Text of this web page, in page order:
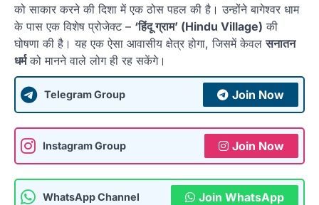
को साकार करने की दिशा में एक ठोस पहल की है। उन्होंने बागेश्वर धाम
के पास एक विशेष प्रोजेक्ट – ‘हिंदू ग्राम’ (Hindu Village) की
घोषणा की है। यह एक ऐसा आवासीय क्षेत्र होगा, जिसमें केवलसनातन
धर्मको मानने वाले लोग ही रह सकेंगे।
Telegram Group Join Now
Instagram Group Join Now
WhatsApp Channel Join WhatsApp